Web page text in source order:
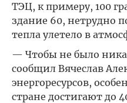
ТЭЦ, к примеру, 100
здание 60, нетрудно
тепла улетело в
— Чтобы не было
сообщил Вячеслав
энергоресурсов,
стране достигают до